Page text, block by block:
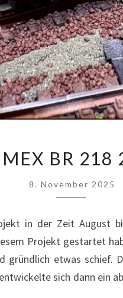
BR
218
286-
BR 218
8. November 2025
in der Zeit August
Projekt gestartet
gründlich etwas schief.
sich dann ein